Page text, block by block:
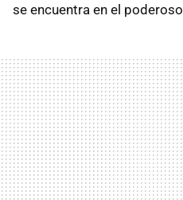
se encuentra en el poderoso